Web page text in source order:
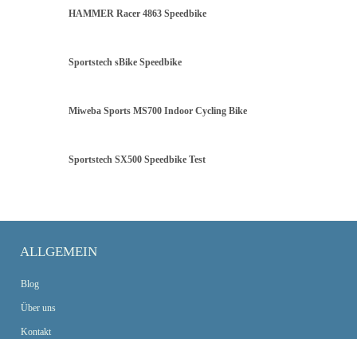
HAMMER Racer 4863 Speedbike
Sportstech sBike Speedbike
Miweba Sports MS700 Indoor Cycling Bike
Sportstech SX500 Speedbike Test
ALLGEMEIN
Blog
Über uns
Kontakt